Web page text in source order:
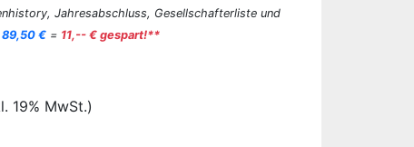
Jahresabschluss, Gesellschafterliste und
89,50 € = 11,-- € gespart!**
19% MwSt.)